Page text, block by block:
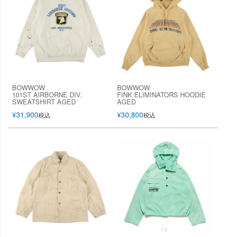
BOWWOW
101ST AIRBORNE DIV.
SWEATSHIRT AGED
¥31,900税込
BOWWOW
FINK ELIMINATORS HOODIE
AGED
¥30,800税込